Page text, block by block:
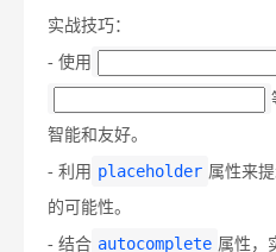
实战技巧：
- 使用
智能和友好。
- 利用 placeholder 属性来
的可能性。
- 结合 autocomplete 属性，